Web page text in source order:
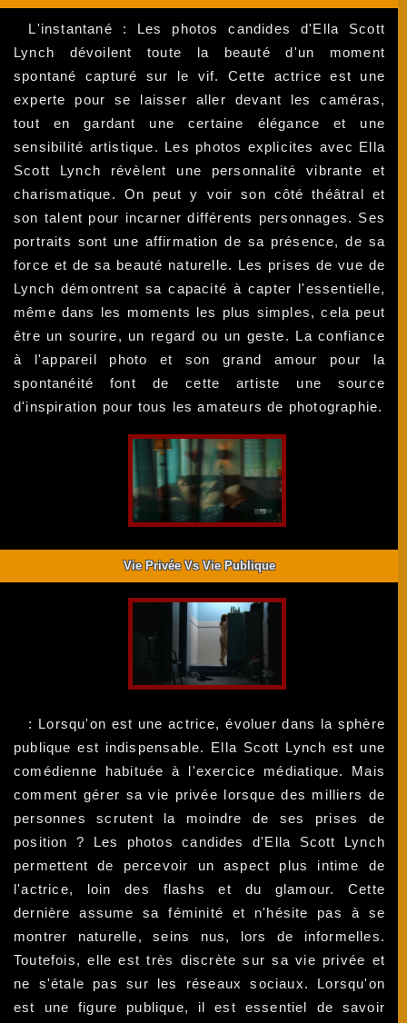
L'instantané : Les photos candides d'Ella Scott
Lynch dévoilent toute la beauté d'un moment
spontané capturé sur le vif. Cette actrice est une
experte pour se laisser aller devant les caméras,
tout en gardant une certaine élégance et une
sensibilité artistique. Les photos explicites avec Ella
Scott Lynch révèlent une personnalité vibrante et
charismatique. On peut y voir son côté théâtral et
son talent pour incarner différents personnages. Ses
portraits sont une affirmation de sa présence, de sa
force et de sa beauté naturelle. Les prises de vue de
Lynch démontrent sa capacité à capter l'essentielle,
même dans les moments les plus simples, cela peut
être un sourire, un regard ou un geste. La confiance
à l'appareil photo et son grand amour pour la
spontanéité font de cette artiste une source
d'inspiration pour tous les amateurs de photographie.
Vie Privée Vs Vie Publique
: Lorsqu'on est une actrice, évoluer dans la sphère
publique est indispensable. Ella Scott Lynch est une
comédienne habituée à l'exercice médiatique. Mais
comment gérer sa vie privée lorsque des milliers de
personnes scrutent la moindre de ses prises de
position ? Les photos candides d'Ella Scott Lynch
permettent de percevoir un aspect plus intime de
l'actrice, loin des flashs et du glamour. Cette
dernière assume sa féminité et n'hésite pas à se
montrer naturelle, seins nus, lors de informelles.
Toutefois, elle est très discrète sur sa vie privée et
ne s'étale pas sur les réseaux sociaux. Lorsqu'on
est une figure publique, il est essentiel de savoir